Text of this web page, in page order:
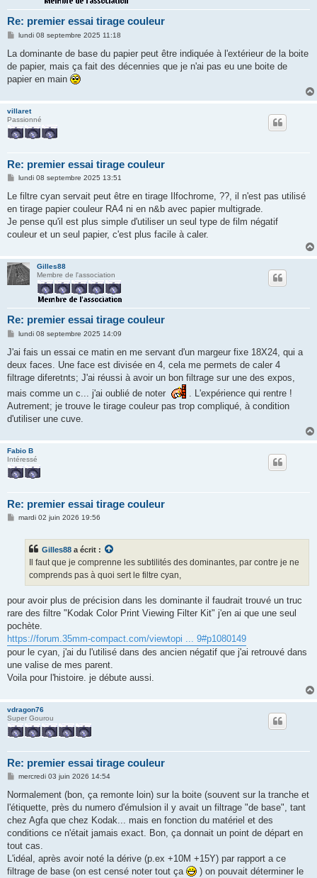
Re: premier essai tirage couleur
M
s
a
g
e
lundi 08 septembre 2025 11:18
La dominante de base du papier peut être indiquée à l'extérieur de la boite
de papier, mais ça fait des décennies que je n'ai pas eu une boite de
papier en main
villaret
Passionné
Re: premier essai tirage couleur
M
s
a
g
lundi 08 septembre 2025 13:51
Le filtre cyan servait peut être en tirage Ilfochrome, ??, il n'est pas utilisé
en tirage papier couleur RA4 ni en n&b avec papier multigrade.
Je pense qu'il est plus simple d'utiliser un seul type de film négatif
couleur et un seul papier, c'est plus facile à caler.
Gilles88
Membre de l'association
Re: premier essai tirage couleur
M
s
a
g
lundi 08 septembre 2025 14:09
J'ai fais un essai ce matin en me servant d'un margeur fixe 18X24, qui a
deux faces. Une face est divisée en 4, cela me permets de caler 4
filtrage diferetnts; J'ai réussi à avoir un bon filtrage sur une des expos,
mais comme un c... j'ai oublié de noter
. L'expérience qui rentre !
Autrement; je trouve le tirage couleur pas trop compliqué, à condition
d'utiliser une cuve.
Fabio B
Intéressé
Re: premier essai tirage couleur
Mmardi 02 juin 2026 19:56
Gilles88 a écrit :
Il faut que je comprenne les subtilités des dominantes, par contre je ne
comprends pas à quoi sert le filtre cyan,
pour avoir plus de précision dans les dominante il faudrait trouvé un truc
rare des filtre "Kodak Color Print Viewing Filter Kit" j'en ai que une seul
pochète.
https://forum.35mm-compact.com/viewtopi ... 9#p1080149
pour le cyan, j'ai du l'utilisé dans des ancien négatif que j'ai retrouvé dans
une valise de mes parent.
Voila pour l'histoire. je débute aussi.
vdragon76
Super Gourou
Re: premier essai tirage couleur
M
s
a
g
mercredi 03 juin 2026 14:54
Normalement (bon, ça remonte loin) sur la boite (souvent sur la tranche et
l'étiquette, près du numero d'émulsion il y avait un filtrage "de base", tant
chez Agfa que chez Kodak... mais en fonction du matériel et des
conditions ce n'était jamais exact. Bon, ça donnait un point de départ en
tout cas.
L'idéal, après avoir noté la dérive (p.ex +10M +15Y) par rapport a ce
filtrage de base (on est censé noter tout ça
) on pouvait déterminer le